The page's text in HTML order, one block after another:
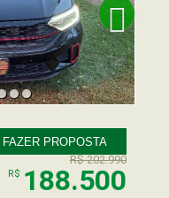

FAZER PROPOSTA
R$ 188.500
R$ 202.990